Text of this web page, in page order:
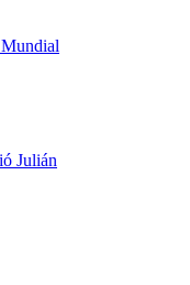
Mundial
Julián